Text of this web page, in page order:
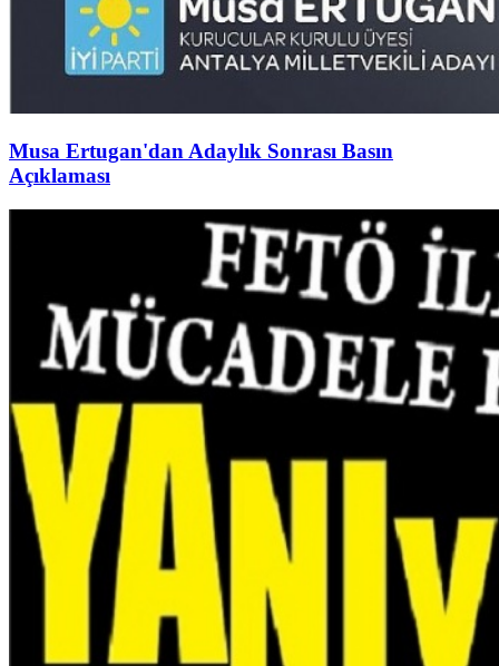
Musa Ertugan'dan Adaylık Sonrası Basın
Açıklaması